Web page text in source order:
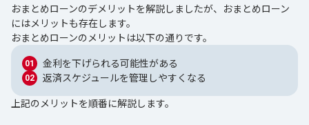
おまとめローンのデメリットを解説しましたが、おまとめローン
にはメリットも存在します。
おまとめローンのメリットは以下の通りです。
金利を下げられる可能性がある
返済スケジュールを管理しやすくなる
上記のメリットを順番に解説します。